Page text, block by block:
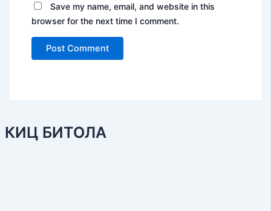
Save my name, email, and website in this
browser for the next time I comment.
КИЦ БИТОЛА